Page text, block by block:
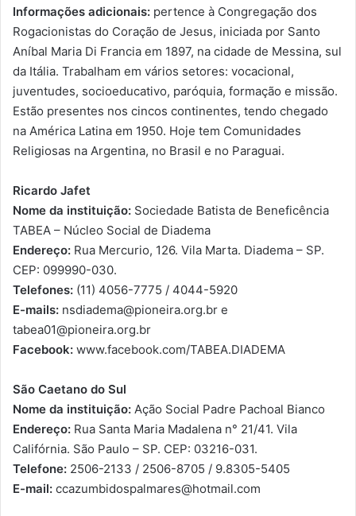
Informações adicionais: pertence à Congregação dos
Rogacionistas do Coração de Jesus, iniciada por Santo
Aníbal Maria Di Francia em 1897, na cidade de Messina, sul
da Itália. Trabalham em vários setores: vocacional,
juventudes, socioeducativo, paróquia, formação e missão.
Estão presentes nos cincos continentes, tendo chegado
na América Latina em 1950. Hoje tem Comunidades
Religiosas na Argentina, no Brasil e no Paraguai.
Ricardo Jafet
Nome da instituição: Sociedade Batista de Beneficência
TABEA – Núcleo Social de Diadema
Endereço: Rua Mercurio, 126. Vila Marta. Diadema – SP.
CEP: 099990-030.
Telefones: (11) 4056-7775 / 4044-5920
E-mails: nsdiadema@pioneira.org.br e
tabea01@pioneira.org.br
Facebook: www.facebook.com/TABEA.DIADEMA
São Caetano do Sul
Nome da instituição: Ação Social Padre Pachoal Bianco
Endereço: Rua Santa Maria Madalena n° 21/41. Vila
Califórnia. São Paulo – SP. CEP: 03216-031.
Telefone: 2506-2133 / 2506-8705 / 9.8305-5405
E-mail: ccazumbidospalmares@hotmail.com